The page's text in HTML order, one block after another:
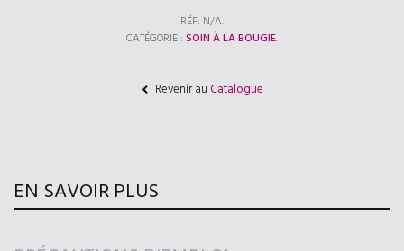
RÉF: N/A.
CATÉGORIE :SOIN À LA BOUGIE.
Revenir auCatalogue
EN SAVOIR PLUS